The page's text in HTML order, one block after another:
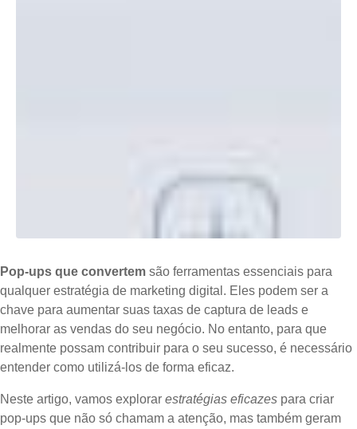
Pop-ups que convertem são ferramentas essenciais para
qualquer estratégia de marketing digital. Eles podem ser a
chave para aumentar suas taxas de captura de leads e
melhorar as vendas do seu negócio. No entanto, para que
realmente possam contribuir para o seu sucesso, é necessário
entender como utilizá-los de forma eficaz.
Neste artigo, vamos explorar estratégias eficazes para criar
pop-ups que não só chamam a atenção, mas também geram